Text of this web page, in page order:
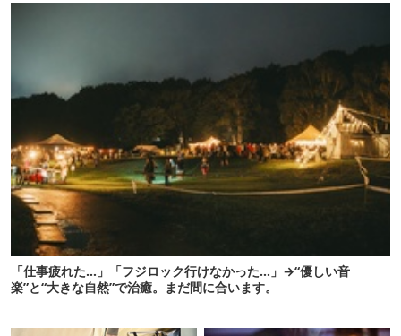
「仕事疲れた…」「フジロック行けなかった…」→“優しい音
楽”と“大きな自然”で治癒。まだ間に合います。